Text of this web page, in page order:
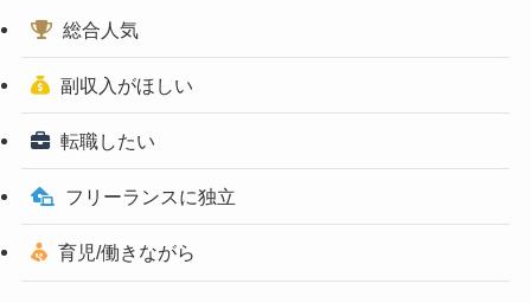
総合人気
副収入がほしい
転職したい
フリーランスに独立
育児/働きながら